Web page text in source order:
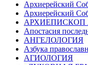
Архиерейский
Архиерейский
АРХИЕПИСКОП
Апостасия
АНГЕЛОЛОГИЯ
Азбука
АГИОЛОГИЯ